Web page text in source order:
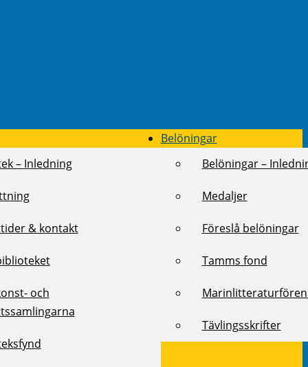
– Inledning
& kontakt
och
Belöningar
Belöningar –
Medaljer
Föreslå belöningar
Tamms fond
Tävlingsskrifter